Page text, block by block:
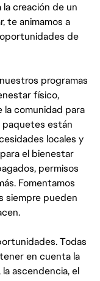
creación de un
te animamos a
de
programas
físico,
la comunidad para
paquetes están
locales y
el bienestar
permisos
Fomentamos
siempre pueden
Todas
en cuenta la
ascendencia, el